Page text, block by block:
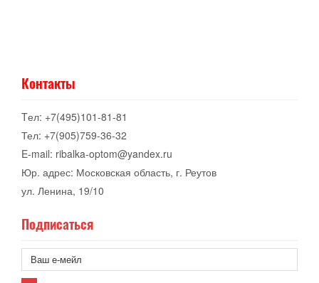
Контакты
Tел: +7(495)101-81-81
Тел: +7(905)759-36-32
E-mail: ribalka-optom@yandex.ru
Юр. адрес: Московская область, г. Реутов
ул. Ленина, 19/10
Подписаться